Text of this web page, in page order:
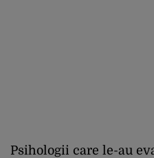
Psihologii care le-au